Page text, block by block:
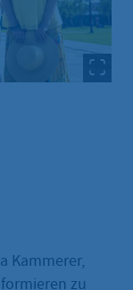
Kammerer,
zu